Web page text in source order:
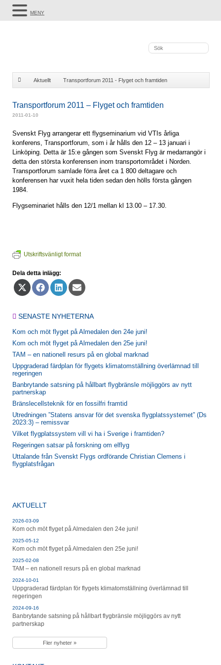
Aktuellt Transportforum 2011 - Flyget och framtiden
Transportforum 2011 – Flyget och framtiden
2011-01-10
Svenskt Flyg arrangerar ett flygseminarium vid VTIs årliga
konferens, Transportforum, som i år hålls den 12 – 13 januari i
Linköping. Detta är 15:e gången som Svenskt Flyg är medarrangör i
detta den största konferensen inom transportområdet i Norden.
Transportforum samlade förra året ca 1 800 deltagare och
konferensen har vuxit hela tiden sedan den hölls första gången
1984.
Flygseminariet hålls den 12/1 mellan kl 13.00 – 17.30.
Utskriftsvänligt format
Dela detta inlägg:
Dela
på
Dela
på
Dela
på
Dela
på
SENASTE NYHETERNA
Kom och möt flyget på Almedalen den 24e juni!
Kom och möt flyget på Almedalen den 25e juni!
TAM – en nationell resurs på en global marknad
Uppgraderad färdplan för flygets klimatomställning överlämnad till
regeringen
Banbrytande satsning på hållbart flygbränsle möjliggörs av nytt
partnerskap
Bränslecellsteknik för en fossilfri framtid
Utredningen ”Statens ansvar för det svenska flygplatssystemet” (Ds
2023:3) – remissvar
Vilket flygplatssystem vill vi ha i Sverige i framtiden?
Regeringen satsar på forskning om elflyg
Uttalande från Svenskt Flygs ordförande Christian Clemens i
flygplatsfrågan
AKTUELLT
2026-03-09
Kom och möt flyget på Almedalen den 24e juni!
2025-05-12
Kom och möt flyget på Almedalen den 25e juni!
2025-02-08
TAM – en nationell resurs på en global marknad
2024-10-01
Uppgraderad färdplan för flygets klimatomställning överlämnad till
regeringen
2024-09-16
Banbrytande satsning på hållbart flygbränsle möjliggörs av nytt
partnerskap
Fler nyheter »
MENY